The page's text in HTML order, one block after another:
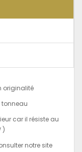
originalité
tonneau
car il résiste au
)
notre site